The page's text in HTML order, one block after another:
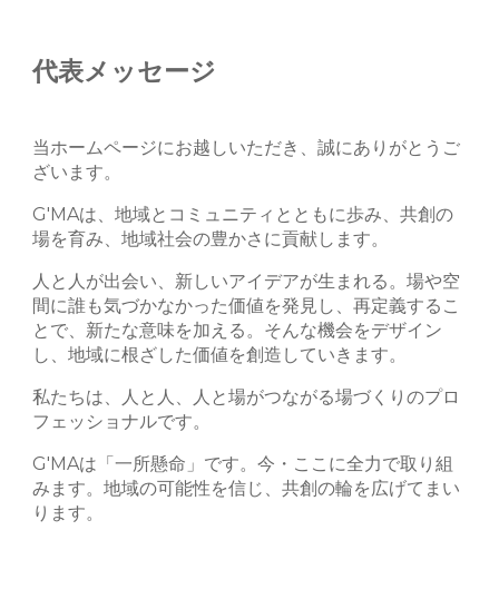
代表メッセージ
当ホームページにお越しいただき、誠にありがとうご
ざいます。
G'MAは、地域とコミュニティとともに歩み、共創の
場を育み、地域社会の豊かさに貢献します。
人と人が出会い、新しいアイデアが生まれる。場や空
間に誰も気づかなかった価値を発見し、再定義するこ
とで、新たな意味を加える。そんな機会をデザイン
し、地域に根ざした価値を創造していきます。
私たちは、人と人、人と場がつながる場づくりのプロ
フェッショナルです。
G'MAは「一所懸命」です。今・ここに全力で取り組
みます。地域の可能性を信じ、共創の輪を広げてまい
ります。